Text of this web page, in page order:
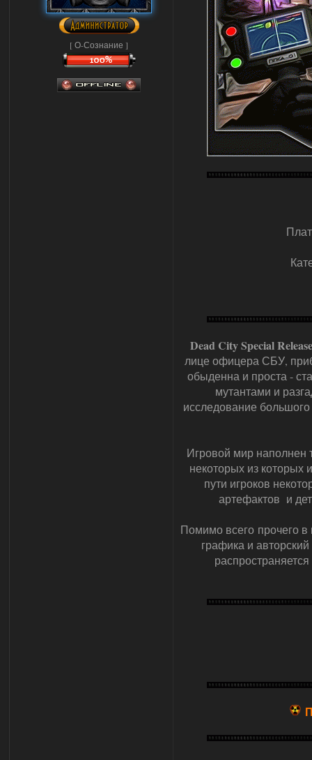
[ О-Сознание ]
Dead City Special Release
лице офицера СБУ,
обыденна и проста -
мутантами и
исследование
Игровой мир наполнен
некоторых из которых
пути игроков
артефактов и
Помимо всего прочего в
графика и